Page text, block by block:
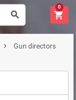
 
0
 Gun directors